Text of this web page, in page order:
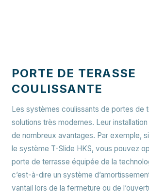
PORTE DE TERASSE
COULISSANTE
Les systèmes coulissants de portes de
solutions très modernes. Leur
de nombreux avantages. Par exemple,
le système T-Slide HKS, vous pouvez
porte de terrasse équipée de la
c’est-à-dire un système
vantail lors de la fermeture ou de